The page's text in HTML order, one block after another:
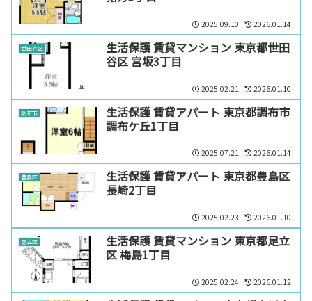
2025.09.10 2026.01.14
世田谷区
生活保護 賃貸マンション 東京都世田
谷区 宮坂3丁目
2025.02.21 2026.01.10
調布市
生活保護 賃貸アパート 東京都調布市
調布ケ丘1丁目
2025.07.21 2026.01.14
豊島区
生活保護 賃貸アパート 東京都豊島区
長崎2丁目
2025.02.23 2026.01.10
足立区
生活保護 賃貸マンション 東京都足立
区 梅島1丁目
2025.02.24 2026.01.12